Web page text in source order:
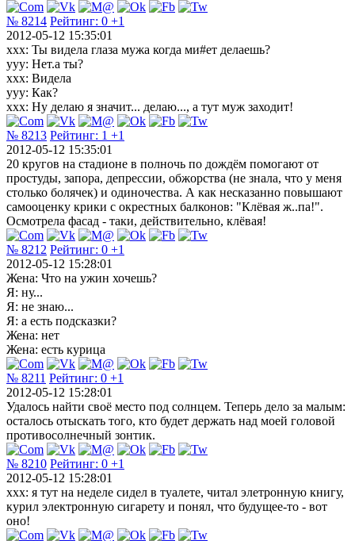
№ 8214 Рейтинг: 0 +1
2012-05-12 15:35:01
xxx: Ты видела глаза мужа когда ми#ет делаешь?
yyy: Нет.а ты?
xxx: Видела
yyy: Как?
xxx: Ну делаю я значит... делаю..., а тут муж заходит!
№ 8213 Рейтинг: 1 +1
2012-05-12 15:35:01
20 кругов на стадионе в полночь по дождём помогают от
простуды, запора, депрессии, обжорства (не знала, что у меня
столько болячек) и одиночества. А как несказанно повышают
самооценку крики с окрестных балконов: "Клёвая ж..па!".
Осмотрела фасад - таки, действительно, клёвая!
№ 8212 Рейтинг: 0 +1
2012-05-12 15:28:01
Жена: Что на ужин хочешь?
Я: ну...
Я: не знаю...
Я: а есть подсказки?
Жена: нет
Жена: есть курица
№ 8211 Рейтинг: 0 +1
2012-05-12 15:28:01
Удалось найти своё место под солнцем. Теперь дело за малым:
осталось отыскать того, кто будет держать над моей головой
противосолнечный зонтик.
№ 8210 Рейтинг: 0 +1
2012-05-12 15:28:01
xxx: я тут на неделе сидел в туалете, читал элетронную книгу,
курил электронную сигарету и понял, что будущее-то - вот
оно!